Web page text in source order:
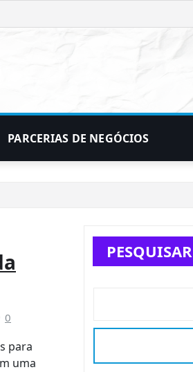
PARCERIAS DE NEGÓCIOS
0
para
uma
PESQUISAR